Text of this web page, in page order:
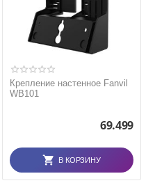
Крепление настенное Fanvil
WB101
69.499
В КОРЗИНУ